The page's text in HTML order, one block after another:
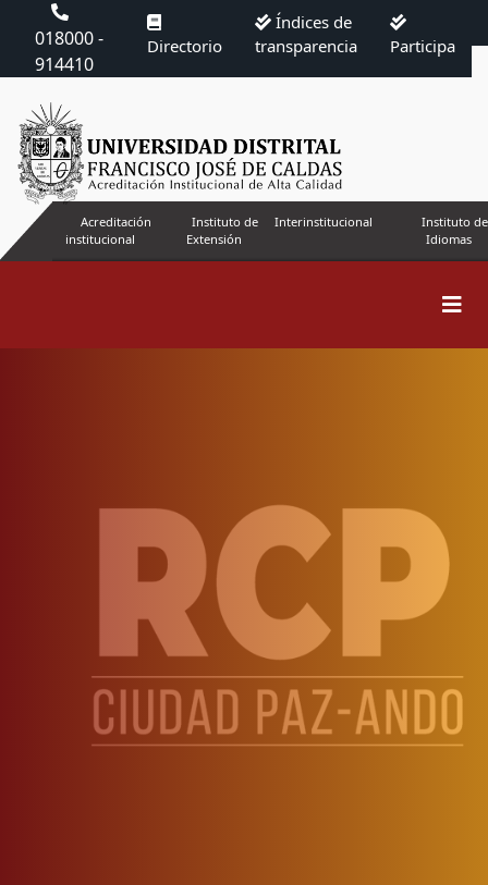
018000 -
914410
Directorio
Índices de
transparencia
Participa
Acreditación
institucional
Instituto de
Extensión
Interinstitucional
Instituto de
Idiomas